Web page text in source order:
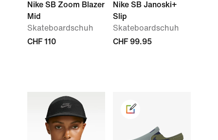
Nike SB Zoom Blazer
Mid
Skateboardschuh
CHF 110
Nike SB Janoski+
Slip
Skateboardschuh
CHF 99.95